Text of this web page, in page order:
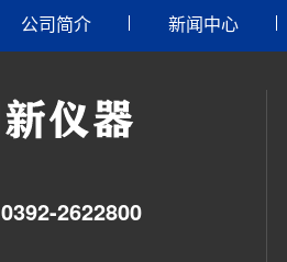
公司简介 新闻中心
0392-2622800